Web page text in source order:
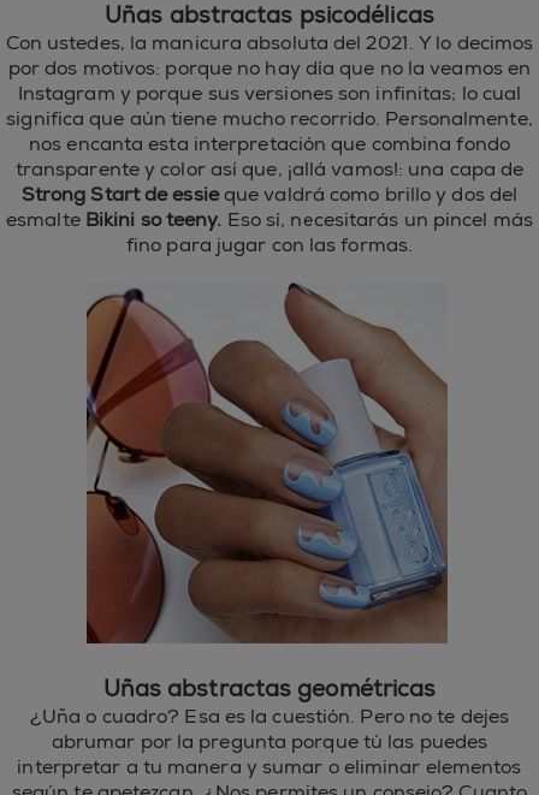
Uñas abstractas psicodélicas
Con ustedes, la manicura absoluta del 2021. Y lo decimos
por dos motivos: porque no hay día que no la veamos en
Instagram y porque sus versiones son infinitas; lo cual
significa que aún tiene mucho recorrido. Personalmente,
nos encanta esta interpretación que combina fondo
transparente y color así que, ¡allá vamos!: una capa de
Strong Start de essieque valdrá como brillo y dos del
esmalte Bikini so teeny. Eso sí, necesitarás un pincel más
fino para jugar con las formas.
Uñas abstractas geométricas
¿Uña o cuadro? Esa es la cuestión. Pero no te dejes
abrumar por la pregunta porque tú las puedes
interpretar a tu manera y sumar o eliminar elementos